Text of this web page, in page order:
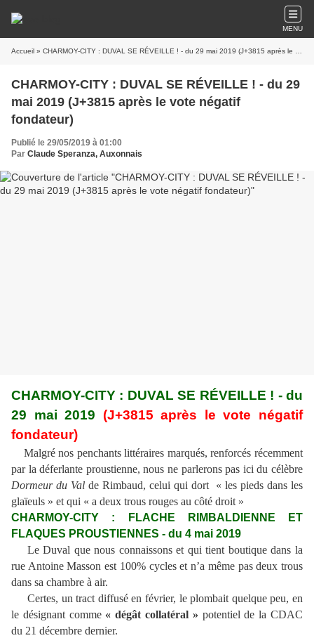
MENU
Accueil » CHARMOY-CITY : DUVAL SE RÉVEILLE ! - du 29 mai 2019 (J+3815 après le vote négatif fondateur)
CHARMOY-CITY : DUVAL SE RÉVEILLE ! - du 29
mai 2019 (J+3815 après le vote négatif
fondateur)
Publié le 29/05/2019 à 01:00
Par Claude Speranza, Auxonnais
CHARMOY-CITY : DUVAL SE RÉVEILLE ! - du
29 mai 2019 (J+3815 après le vote négatif
fondateur)
Malgré nos penchants littéraires marqués, renforcés récemment
par la déferlante proustienne, nous ne parlerons pas ici du célèbre
Dormeur du Val de Rimbaud, celui qui dort « les pieds dans les
glaïeuls » et qui « a deux trous rouges au côté droit »
CHARMOY-CITY : FLACHE RIMBALDIENNE ET
FLAQUES PROUSTIENNES - du 4 mai 2019
Le Duval que nous connaissons et qui tient boutique dans la
rue Antoine Masson est 100% cycles et n’a même pas deux trous
dans sa chambre à air.
Certes, un tract diffusé en février, le plombait quelque peu, en
le désignant comme « dégât collatéral » potentiel de la CDAC
du 21 décembre dernier.